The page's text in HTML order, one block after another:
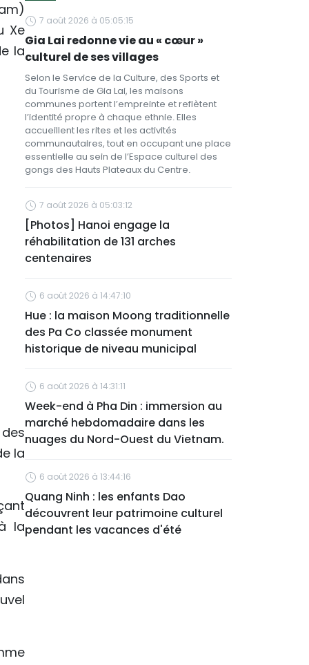
Xe
la
la
la
7 août 2026 à 05:05:15
Gia Lai redonne vie au « cœur »
culturel de ses villages
Selon le Service de la Culture, des Sports et
du Tourisme de Gia Lai, les maisons
communes portent l’empreinte et reflètent
l’identité propre à chaque ethnie. Elles
accueillent les rites et les activités
communautaires, tout en occupant une place
essentielle au sein de l’Espace culturel des
gongs des Hauts Plateaux du Centre.
7 août 2026 à 05:03:12
[Photos] Hanoi engage la
réhabilitation de 131 arches
centenaires
6 août 2026 à 14:47:10
Hue : la maison Moong traditionnelle
des Pa Co classée monument
historique de niveau municipal
6 août 2026 à 14:31:11
Week-end à Pha Din : immersion au
marché hebdomadaire dans les
nuages du Nord-Ouest du Vietnam.
6 août 2026 à 13:44:16
Quang Ninh : les enfants Dao
découvrent leur patrimoine culturel
pendant les vacances d'été